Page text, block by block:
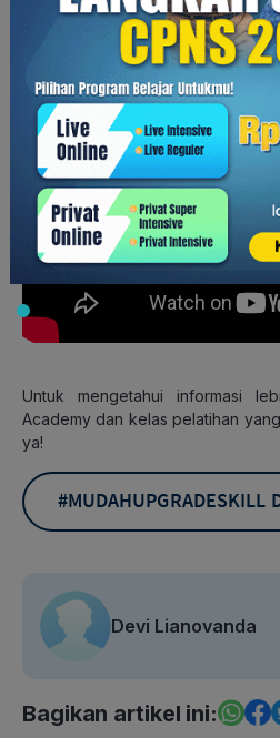
dengan mengikuti kelas
Terdapat kelas
kecerdasan emosional, dankelas
Untuk mengetahui informasi
Academy dan kelas pelatihan
ya!
Devi Lianovanda
Bagikan artikel ini: